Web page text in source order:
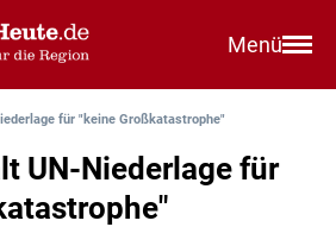
Menü
für "keine Großkatastrophe"
UN-Niederlage für